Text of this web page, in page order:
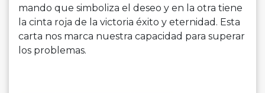
mando que simboliza el deseo y en la otra tiene
la cinta roja de la victoria éxito y eternidad. Esta
carta nos marca nuestra capacidad para superar
los problemas.